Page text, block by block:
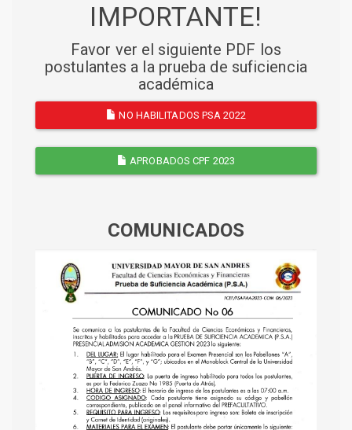
IMPORTANTE!
Favor ver el siguiente PDF los
postulantes a la prueba de suficiencia
académica
NO HABILITADOS PSA 2022
APROBADOS CPF 2023
COMUNICADOS